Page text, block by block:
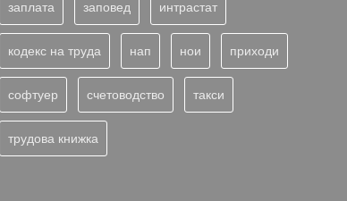
заплата заповед интрастат
кодекс на труда нап нои приходи
софтуер счетоводство такси
трудова книжка